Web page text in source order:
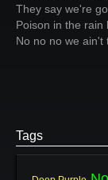
They say we're
Poison in the rain
No no no we ain't
Tags